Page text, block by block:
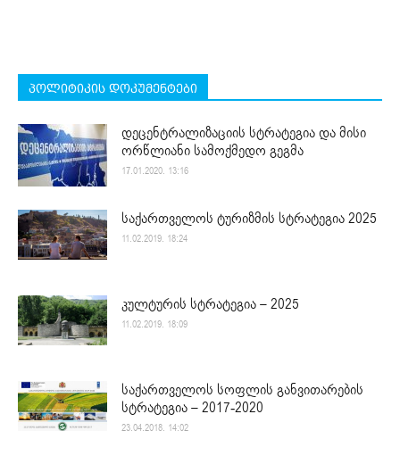
პოლიტიკის დოკუმენტები
დეცენტრალიზაციის სტრატეგია და მისი
ორწლიანი სამოქმედო გეგმა
17.01.2020. 13:16
საქართველოს ტურიზმის სტრატეგია 2025
11.02.2019. 18:24
კულტურის სტრატეგია – 2025
11.02.2019. 18:09
საქართველოს სოფლის განვითარების
სტრატეგია – 2017-2020
23.04.2018. 14:02